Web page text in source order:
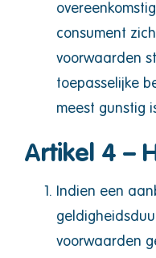
consument
voorwaarden
toepasselijke
meest gunstig
Artikel 4 –
Indien een
voorwaarden